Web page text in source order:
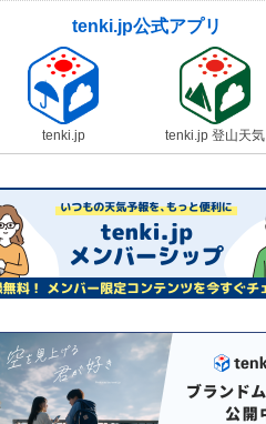
tenki.jp公式アプリ
tenki.jp tenki.jp 登山天気